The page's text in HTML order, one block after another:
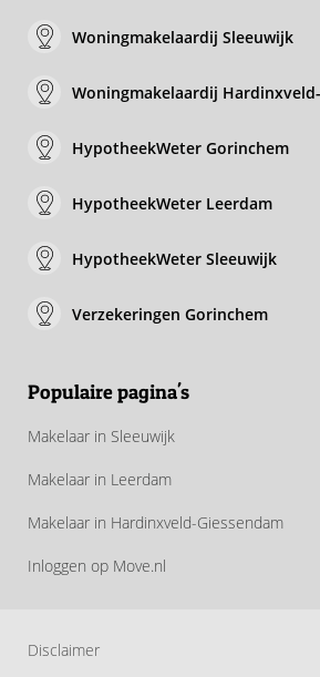
Woningmakelaardij Sleeuwijk
Woningmakelaardij
HypotheekWeter Gorinchem
HypotheekWeter Leerdam
HypotheekWeter Sleeuwijk
Verzekeringen Gorinchem
Populaire pagina's
Makelaar in Sleeuwijk
Makelaar in Leerdam
Makelaar in Hardinxveld-Giessendam
Inloggen op Move.nl
Disclaimer